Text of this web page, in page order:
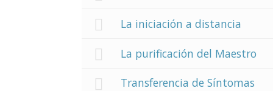
La iniciación a distancia
La purificación del Maestro
Transferencia de Síntomas